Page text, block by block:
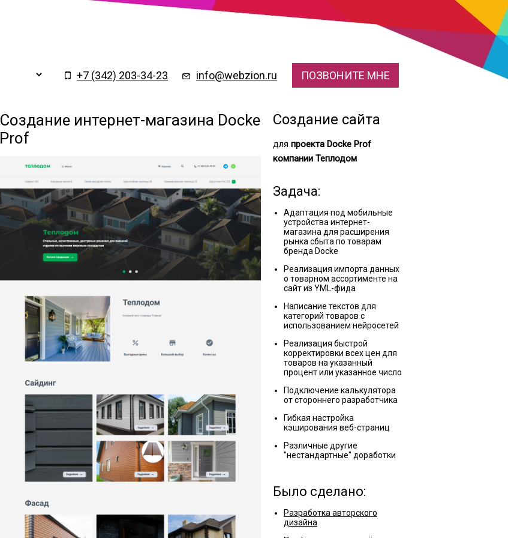
+7 (342) 203-34-23 info@webzion.ru ПОЗВОНИТЕ МНЕ
Создание интернет-магазина Docke
Prof
Создание сайта
для проекта Docke Prof
компании Теплодом
Задача:
Адаптация под мобильные
устройства интернет-
магазина для расширения
рынка сбыта по товарам
бренда Docke
Реализация импорта данных
о товарном ассортименте на
сайт из YML-фида
Написание текстов для
категорий товаров с
использованием нейросетей
Реализация быстрой
корректировки всех цен для
товаров на указанный
процент или указанное число
Подключение калькулятора
от стороннего разработчика
Гибкая настройка
кэширования веб-страниц
Различные другие
"нестандартные" доработки
Было сделано:
Разработка авторского
дизайна
ознакомление с
Политикой
конфиденциальности